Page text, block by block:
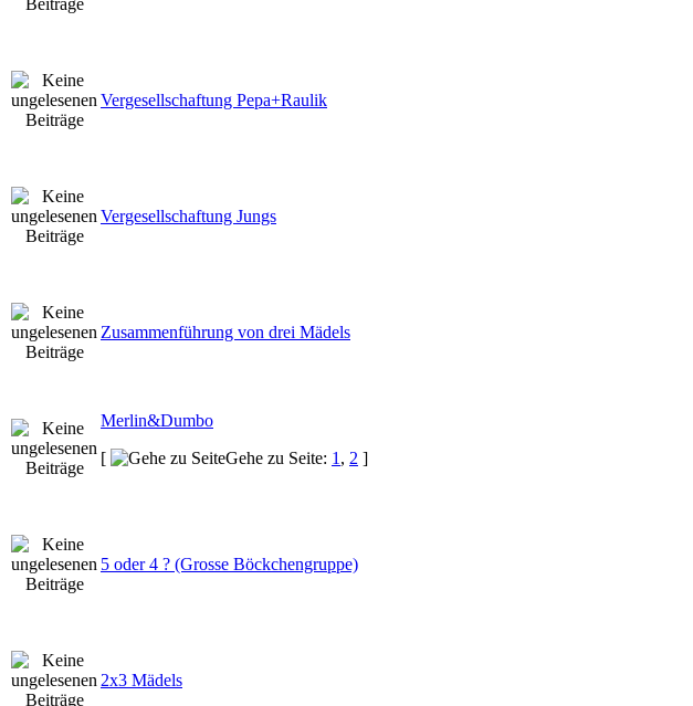
Vergesellschaftung Pepa+Raulik
Vergesellschaftung Jungs
Zusammenführung von drei Mädels
Merlin&Dumbo
[
Gehe zu Seite: 1 , 2 ]
5 oder 4 ? (Grosse Böckchengruppe)
2x3 Mädels